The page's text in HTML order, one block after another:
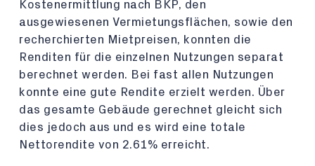
Kostenermittlung nach BKP, den
ausgewiesenen Vermietungsflächen, sowie den
recherchierten Mietpreisen, konnten die
Renditen für die einzelnen Nutzungen separat
berechnet werden. Bei fast allen Nutzungen
konnte eine gute Rendite erzielt werden. Über
das gesamte Gebäude gerechnet gleicht sich
dies jedoch aus und es wird eine totale
Nettorendite von 2.61% erreicht.